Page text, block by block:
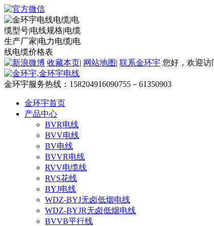
收藏本页| 网站地图| 联系金环宇 您好，欢迎访
金环宇服务热线： 158204916090755－61350903
金环宇首页
产品中心
BVR电线
BVV电线
BV电线
BVVR电线
RVV电缆线
RVS花线
BYJ电线
WDZ-BYJ无卤低烟电线
WDZ-BYJR无卤低烟电线
BVVB平行线